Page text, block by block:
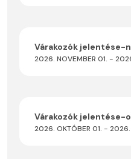
Várakozók jelentése-
2026. NOVEMBER 01. -
Várakozók jelentése-
2026. OKTÓBER 01. -